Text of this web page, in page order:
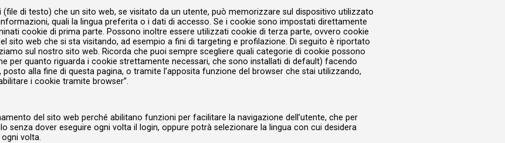
di testo) che un sito web, se visitato da un utente, può memorizzare sul dispositivo utilizzato
quali la lingua preferita o i dati di accesso. Se i cookie sono impostati direttamente
cookie di prima parte. Possono inoltre essere utilizzati cookie di terza parte, ovvero cookie
sito web che si sta visitando, ad esempio a fini di targeting e profilazione. Di seguito è riportato
sul nostro sito web. Ricorda che puoi sempre scegliere quali categorie di cookie possono
per quanto riguarda i cookie strettamente necessari, che sono installati di default) facendo
posto alla fine di questa pagina, o tramite l’apposita funzione del browser che stai utilizzando,
i cookie tramite browser”.
del sito web perché abilitano funzioni per facilitare la navigazione dell’utente, che per
senza dover eseguire ogni volta il login, oppure potrà selezionare la lingua con cui desidera
volta.